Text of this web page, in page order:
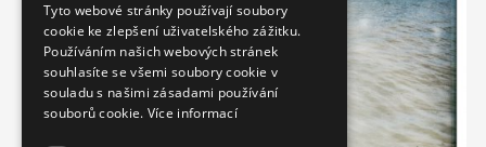
CZECH
Tyto webové stránky používají soubory
cookie ke zlepšení uživatelského zážitku.
Používáním našich webových stránek
souhlasíte se všemi soubory cookie v
souladu s našimi zásadami používání
souborů cookie. Více informací